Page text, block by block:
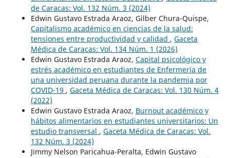
de Caracas: Vol. 132 Núm. 3 (2024)
Edwin Gustavo Estrada Araoz, Gilber Chura-Quispe,
Capitalismo académico en ciencias de la salud:
tensiones entre productividad y calidad , Gaceta
Médica de Caracas: Vol. 134 Núm. 1 (2026)
Edwin Gustavo Estrada Araoz, Capital psicológico y
estrés académico en estudiantes de Enfermería de
una universidad peruana durante la pandemia por
COVID-19 , Gaceta Médica de Caracas: Vol. 130 Núm. 4
(2022)
Edwin Gustavo Estrada Araoz, Burnout académico y
hábitos alimentarios en estudiantes universitarios: Un
estudio transversal , Gaceta Médica de Caracas: Vol.
132 Núm. 3 (2024)
Jimmy Nelson Paricahua-Peralta, Edwin Gustavo